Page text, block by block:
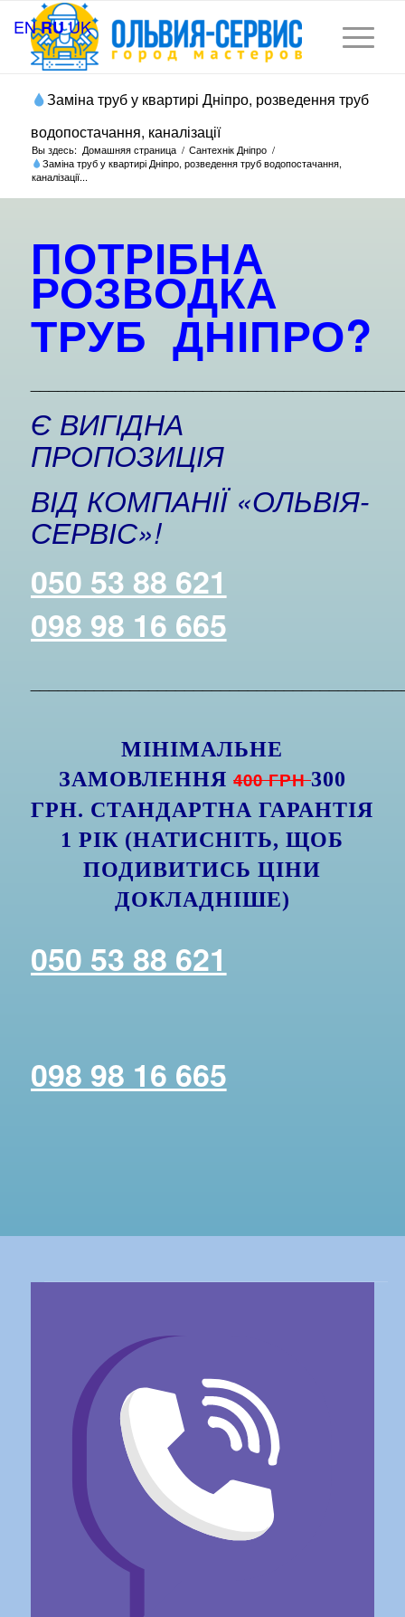
Заміна труб у квартирі Дніпро, розведення труб
водопостачання, каналізації
Вы здесь: Домашняя страница / Сантехнік Дніпро /
Заміна труб у квартирі Дніпро, розведення труб водопостачання,
каналізації...
ПОТРІБНА
РОЗВОДКА
ТРУБ ДНІПРО?
Є ВИГІДНА
ПРОПОЗИЦІЯ
ВІД КОМПАНІЇ «ОЛЬВІЯ-
СЕРВІС»!
050 53 88 621
098 98 16 665
МІНІМАЛЬНЕ
ЗАМОВЛЕННЯ 400 ГРН300
ГРН. СТАНДАРТНА ГАРАНТІЯ
1 РІК (НАТИСНІТЬ, ЩОБ
ПОДИВИТИСЬ ЦІНИ
ДОКЛАДНІШЕ)
050 53 88 621
098 98 16 665
ENRUUK